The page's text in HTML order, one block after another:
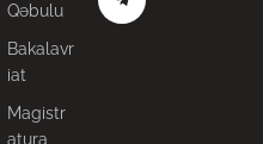
Qəbulu
Bakalavr
iat
Magistr
atura